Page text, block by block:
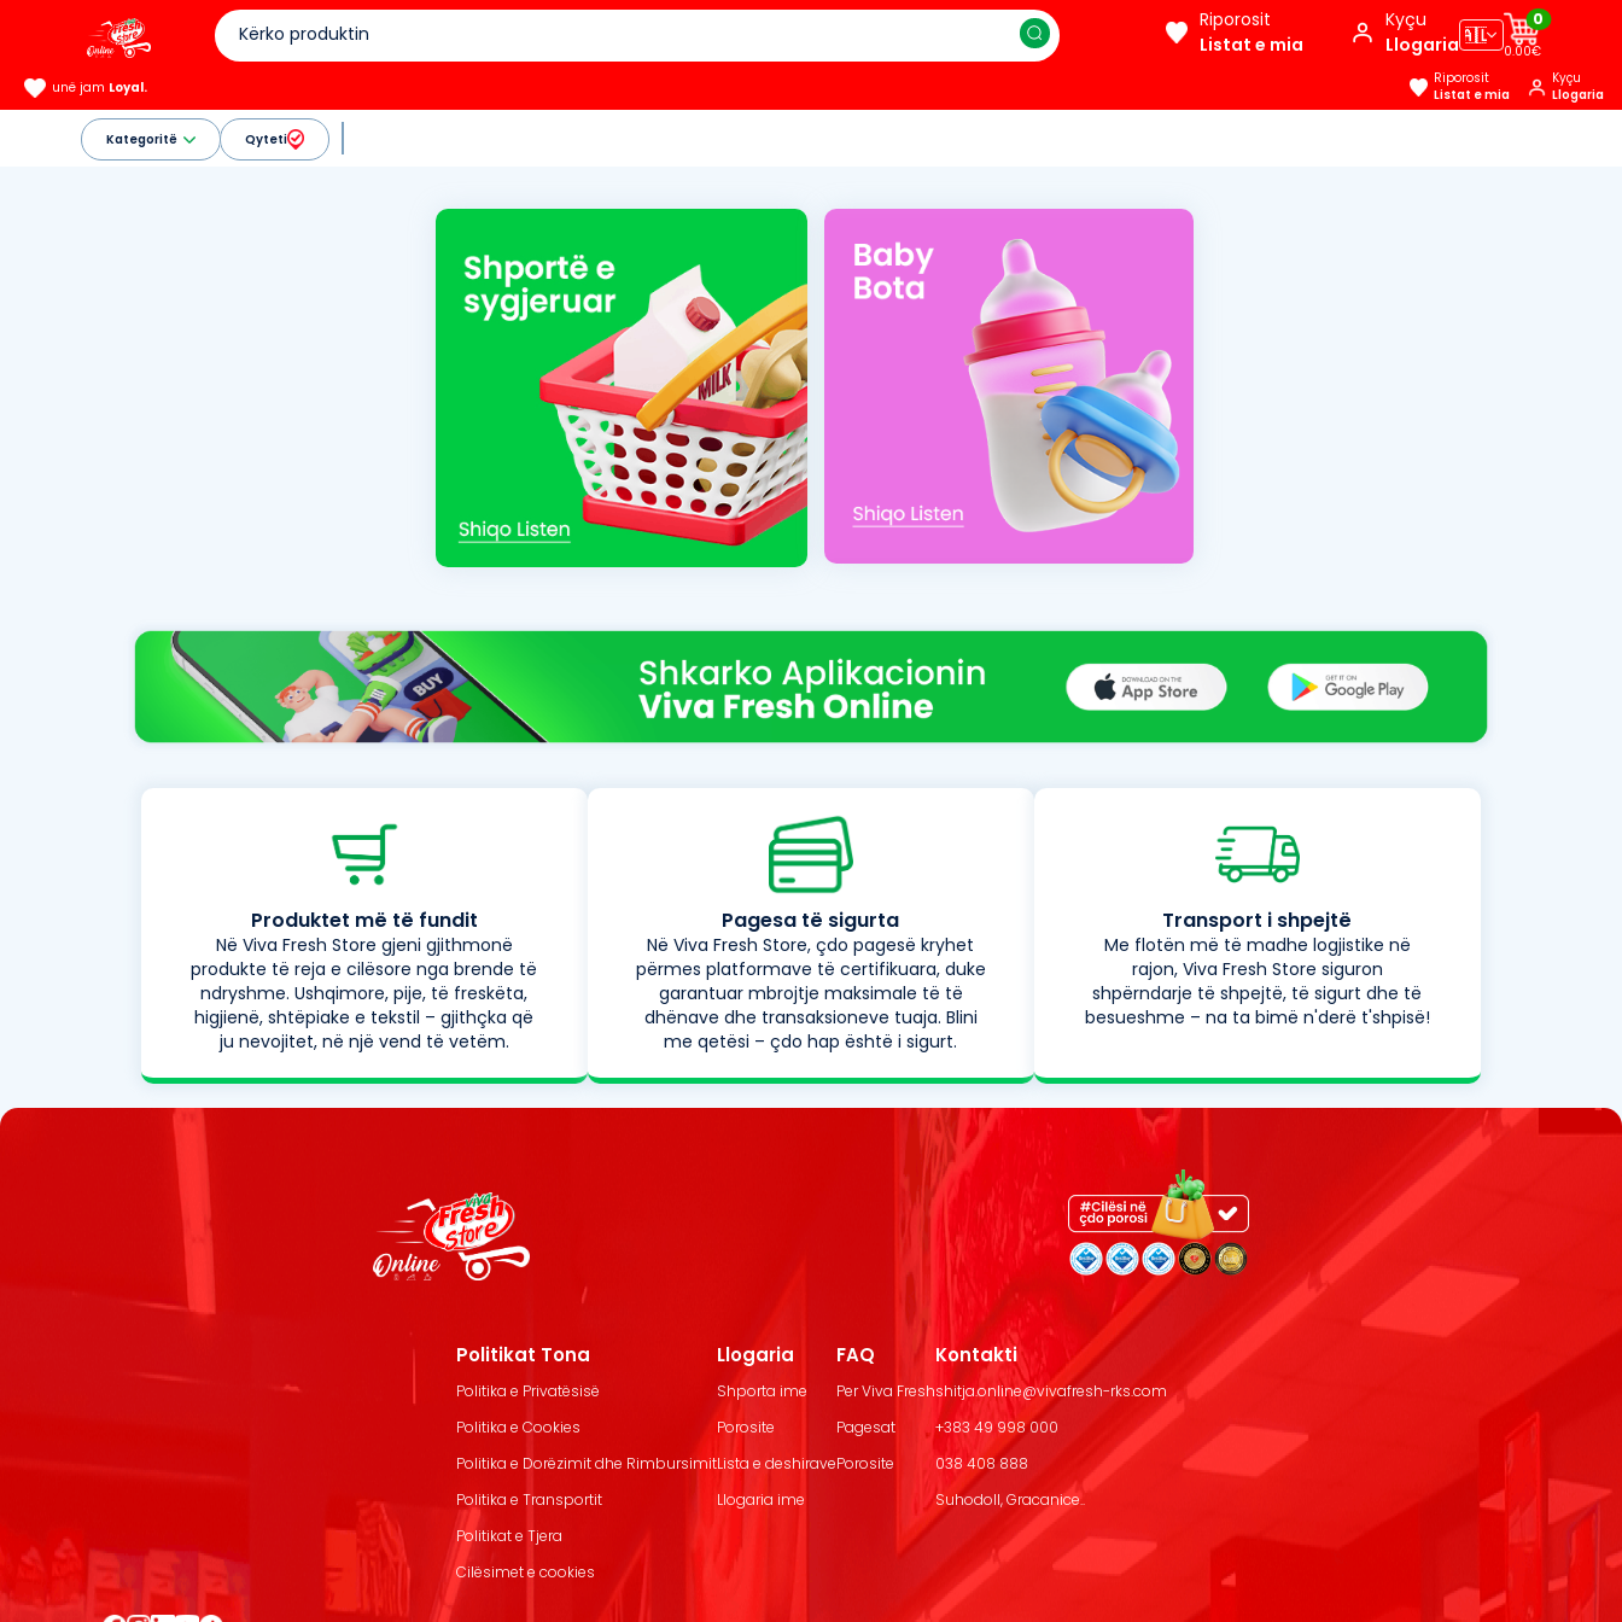
Riporosit
Listat e mia
Kyçu
Llogaria🇦🇱
0
0.00€
unë jam Loyal.
Riporosit
Listat e mia
Kyçu
Llogaria
Kategoritë Qyteti
Produktet më të fundit
Në Viva Fresh Store gjeni gjithmonë
produkte të reja e cilësore nga brende të
ndryshme. Ushqimore, pije, të freskëta,
higjienë, shtëpiake e tekstil – gjithçka që
ju nevojitet, në një vend të vetëm.
Pagesa të sigurta
Në Viva Fresh Store, çdo pagesë kryhet
përmes platformave të certifikuara, duke
garantuar mbrojtje maksimale të të
dhënave dhe transaksioneve tuaja. Blini
me qetësi – çdo hap është i sigurt.
Transport i shpejtë
Me flotën më të madhe logjistike në
rajon, Viva Fresh Store siguron
shpërndarje të shpejtë, të sigurt dhe të
besueshme – na ta bimë n'derë t'shpisë!
Politikat Tona
Politika e Privatësisë
Politika e Cookies
Politika e Dorëzimit dhe Rimbursimit
Politika e Transportit
Politikat e Tjera
Cilësimet e cookies
Llogaria
Shporta ime
Porosite
Lista e deshirave
Llogaria ime
FAQ
Per Viva Fresh
Pagesat
Porosite
Kontakti
shitja.online@vivafresh-rks.com
+383 49 998 000
038 408 888
Suhodoll, Gracanice..